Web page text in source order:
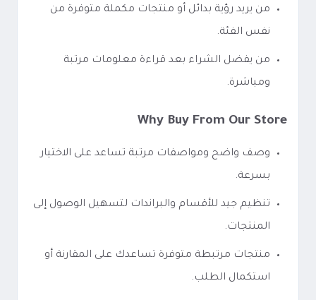
من يريد رؤية بدائل أو منتجات مكملة متوفرة من
نفس الفئة.
من يفضل الشراء بعد قراءة معلومات مرتبة
ومباشرة.
Why Buy From Our Store
وصف واضح ومواصفات مرتبة تساعد على الاختيار
بسرعة.
تنظيم جيد للأقسام والبراندات لتسهيل الوصول إلى
المنتجات.
منتجات مرتبطة متوفرة تساعدك على المقارنة أو
استكمال الطلب.